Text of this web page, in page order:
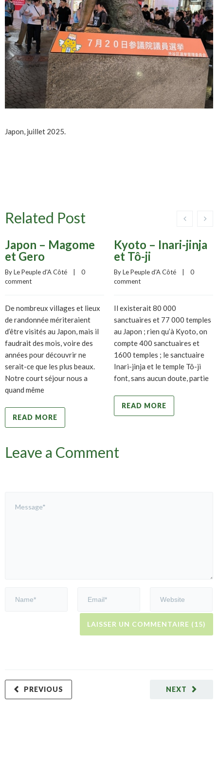
Japon, juillet 2025.
Related Post
Japon – Magome
et Gero
By Le Peuple d'A Côté
0
comment
De nombreux villages et lieux
de randonnée mériteraient
d’être visités au Japon, mais il
faudrait des mois, voire des
années pour découvrir ne
serait-ce que les plus beaux.
Notre court séjour nous a
quand même
READ MORE
Kyoto – Inari-jinja
et Tô-ji
By Le Peuple d'A Côté
0
comment
Il existerait 80 000
sanctuaires et 77 000 temples
au Japon ; rien qu’à Kyoto, on
compte 400 sanctuaires et
1600 temples ; le sanctuaire
Inari-jinja et le temple Tô-ji
font, sans aucun doute, partie
READ MORE
Leave a Comment
NEXT
PREVIOUS